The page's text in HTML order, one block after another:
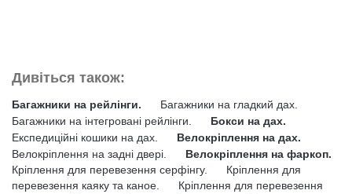
Дивіться також:
Багажники на рейлінги.
Багажники на гладкий дах.
Багажники на інтегровані рейлінги.
Бокси на дах.
Експедиційні кошики на дах.
Велокріплення на дах.
Велокріплення на задні двері.
Велокріплення на фаркоп.
Кріплення для перевезення серфінгу.
Кріплення для
перевезення каяку та каное.
Кріплення для перевезення